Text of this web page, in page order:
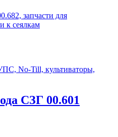
запчасти для
к сеялкам
No-Till, культиваторы,
СЗГ 00.601